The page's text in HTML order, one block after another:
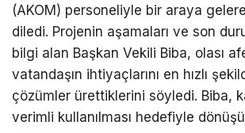
(AKOM) personeliyle bir araya
diledi. Projenin aşamaları ve son
bilgi alan Başkan Vekili Biba, olası
vatandaşın ihtiyaçlarını en hızlı
çözümler ürettiklerini söyledi. Biba,
verimli kullanılması hedefiyle